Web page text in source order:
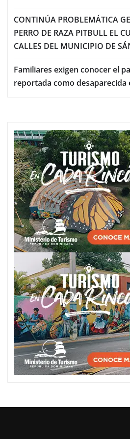
CONTINÚA PROBLEMÁTICA
PERRO DE RAZA PITBULL EL
CALLES DEL MUNICIPIO DE
Familiares exigen conocer el
reportada como desaparecida